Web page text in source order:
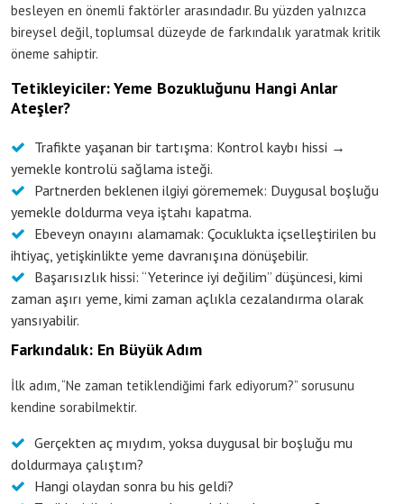
besleyen en önemli faktörler arasındadır. Bu yüzden yalnızca
bireysel değil, toplumsal düzeyde de farkındalık yaratmak kritik
öneme sahiptir.
Tetikleyiciler: Yeme Bozukluğunu Hangi Anlar
Ateşler?
Trafikte yaşanan bir tartışma: Kontrol kaybı hissi →
yemekle kontrolü sağlama isteği.
Partnerden beklenen ilgiyi görememek: Duygusal boşluğu
yemekle doldurma veya iştahı kapatma.
Ebeveyn onayını alamamak: Çocuklukta içselleştirilen bu
ihtiyaç, yetişkinlikte yeme davranışına dönüşebilir.
Başarısızlık hissi: “Yeterince iyi değilim” düşüncesi, kimi
zaman aşırı yeme, kimi zaman açlıkla cezalandırma olarak
yansıyabilir.
Farkındalık: En Büyük Adım
İlk adım, “Ne zaman tetiklendiğimi fark ediyorum?” sorusunu
kendine sorabilmektir.
Gerçekten aç mıydım, yoksa duygusal bir boşluğu mu
doldurmaya çalıştım?
Hangi olaydan sonra bu his geldi?